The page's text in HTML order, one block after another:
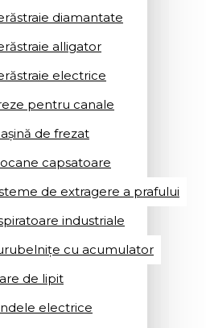
diamantate
alligator
electrice
pentru canale
de frezat
capsatoare
de extragere a prafului
industriale
cu acumulator
de lipit
electrice